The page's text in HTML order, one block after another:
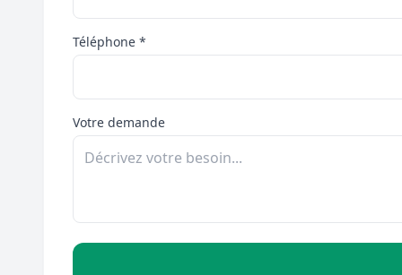
Téléphone *
Votre demande